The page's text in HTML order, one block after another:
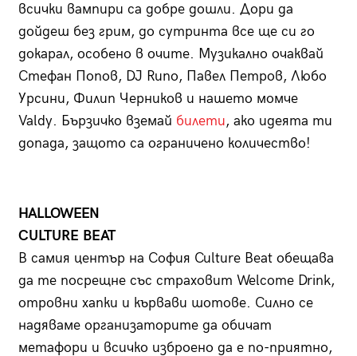
всички вампири са добре дошли. Дори да
дойдеш без грим, до сутринта все ще си го
докарал, особено в очите. Музикално очаквай
Стефан Попов, DJ Runo, Павел Петров, Любо
Урсини, Филип Черников и нашeто момче
Valdy. Бързичко взeмай билети, ако идеята ти
допада, защото са ограничено количество!
HALLOWEEN
CULTURE BEAT
В самия център на София Culture Beat обещава
да те посрещне със страховит Welcome Drink,
отровни хапки и кървави шотове. Силно се
надяваме организаторите да обичат
метафори и всичко изброено да е по-приятно,